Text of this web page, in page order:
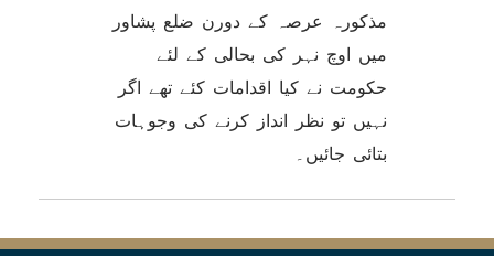
مذکورہ عرصہ کے دورن ضلع پشاور
میں اوچ نہر کی بحالی کے لئے
حکومت نے کیا اقدامات کئے تھے اگر
نہیں تو نظر انداز کرنے کی وجوہات
بتائی جائیں۔